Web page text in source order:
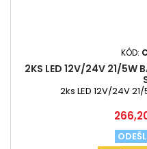
KÓD:
2KS LED 12V/24V 21/5W
2ks LED 12V/24V
Cena